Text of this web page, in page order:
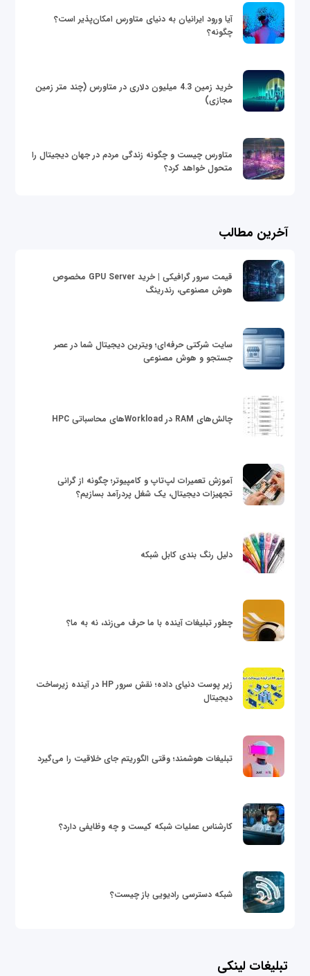
آیا ورود ایرانیان به دنیای متاورس امکان‌پذیر است؟
چگونه؟
خرید زمین 4.3 میلیون دلاری در متاورس (چند متر زمین
مجازی)
متاورس چیست و چگونه زندگی مردم در جهان دیجیتال را
متحول خواهد کرد؟
آخرین مطالب
قیمت سرور گرافیکی | خرید GPU Server مخصوص
هوش مصنوعی، رندرینگ
سایت شرکتی حرفه‌ای؛ ویترین دیجیتال شما در عصر
جستجو و هوش مصنوعی
چالش‌های RAM در Workloadهای محاسباتی HPC
آموزش تعمیرات لپ‌تاپ و کامپیوتر؛ چگونه از گرانی
تجهیزات دیجیتال، یک شغل پردرآمد بسازیم؟
دلیل رنگ بندی کابل شبکه
چطور تبلیغات آینده با ما حرف می‌زند، نه به ما؟
زیر پوست دنیای داده؛ نقش سرور HP در آینده زیرساخت
دیجیتال
تبلیغات هوشمند؛ وقتی الگوریتم جای خلاقیت را می‌گیرد
کارشناس عملیات شبکه کیست و چه وظایفی دارد؟
شبکه دسترسی رادیویی باز چیست؟
تبلیغات لینکی